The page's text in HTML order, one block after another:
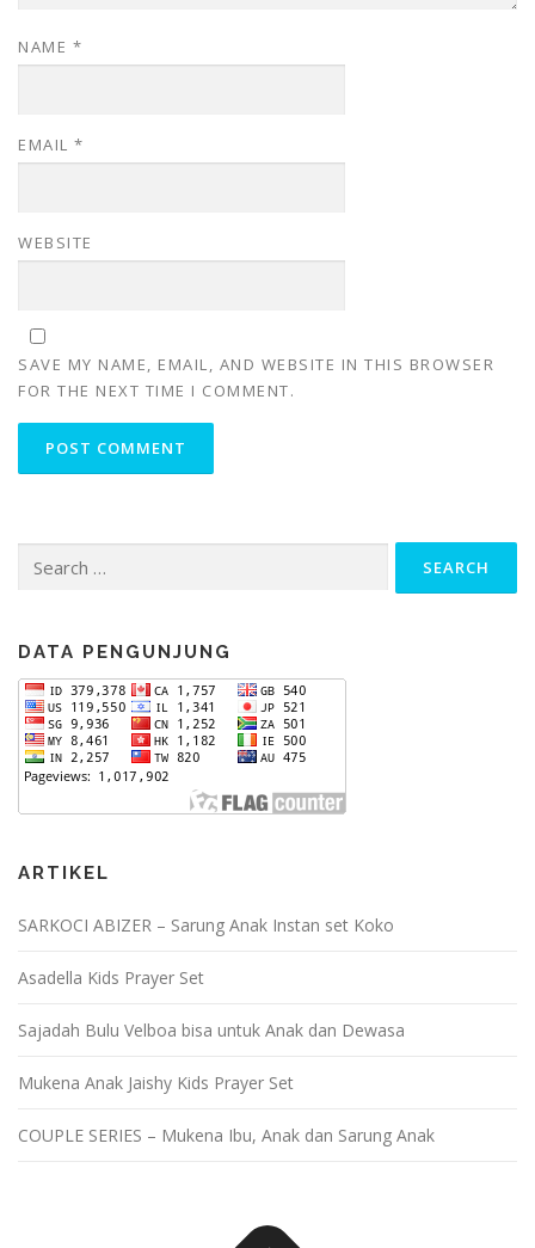
NAME *
EMAIL *
WEBSITE
SAVE MY NAME, EMAIL, AND WEBSITE IN THIS BROWSER
FOR THE NEXT TIME I COMMENT.
for:
DATA PENGUNJUNG
ARTIKEL
SARKOCI ABIZER – Sarung Anak Instan set Koko
Asadella Kids Prayer Set
Sajadah Bulu Velboa bisa untuk Anak dan Dewasa
Mukena Anak Jaishy Kids Prayer Set
COUPLE SERIES – Mukena Ibu, Anak dan Sarung Anak